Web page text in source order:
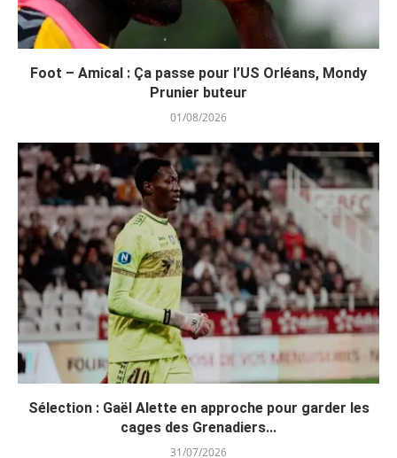
Foot – Amical : Ça passe pour l’US Orléans, Mondy
Prunier buteur
01/08/2026
Sélection : Gaël Alette en approche pour garder les
cages des Grenadiers...
31/07/2026